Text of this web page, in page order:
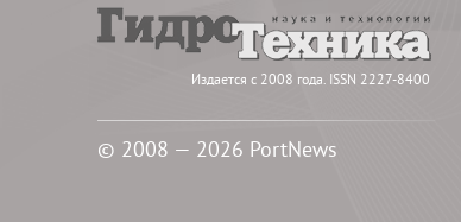
Издается с 2008 года. ISSN 2227-8400
© 2008 — 2026 PortNews